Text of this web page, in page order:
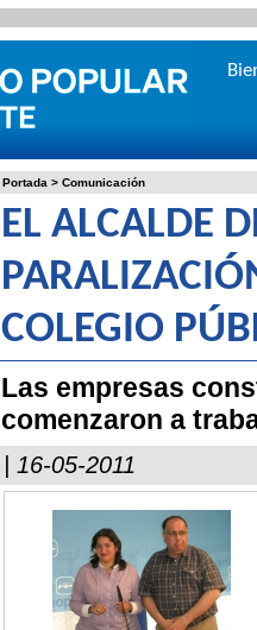
Portada > Comunicación
EL ALCALDE
COLEGIO
Las empresas
comenzaron a
| 16-05-2011